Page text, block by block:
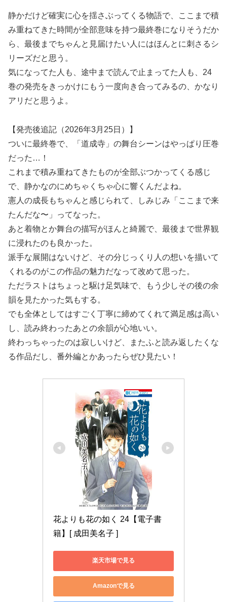
静かだけど確実に心を揺さぶってくる物語で、ここまで積
み重ねてきた時間が全部意味を持つ最終巻になりそうだか
ら、最後までちゃんと見届けたい人にはほんとに刺さるシ
リーズだと思う。
気になってた人も、途中まで読んで止まってた人も、24
巻の発売をきっかけにもう一度向き合ってみるの、かなり
アリだと思うよ。
【発売後追記（2026年3月25日）】
ついに最終巻で、「道成寺」の舞台シーンはやっぱり圧巻
だった…！
これまで積み重ねてきたものが全部ぶつかってくる感じ
で、静かなのにめちゃくちゃ心に響くんだよね。
憲人の成長もちゃんと感じられて、しみじみ「ここまで来
たんだな〜」ってなった。
あと着物とか舞台の描写がほんと綺麗で、最後まで世界観
に浸れたのも良かった。
派手な展開はないけど、その分じっくり人の想いを描いて
くれるのがこの作品の魅力だなって改めて思った。
ただラストはちょっと駆け足気味で、もう少しその後の余
韻を見たかった気もする。
でも全体としてはすごく丁寧に締めてくれて満足感は高い
し、読み終わったあとの余韻が心地いい。
終わっちゃったのは寂しいけど、またふと読み返したくな
る作品だし、番外編とかあったらぜひ見たい！
花よりも花の如く 24【電子書
籍】[ 成田美名子 ]
楽天市場で見る
Amazonで見る